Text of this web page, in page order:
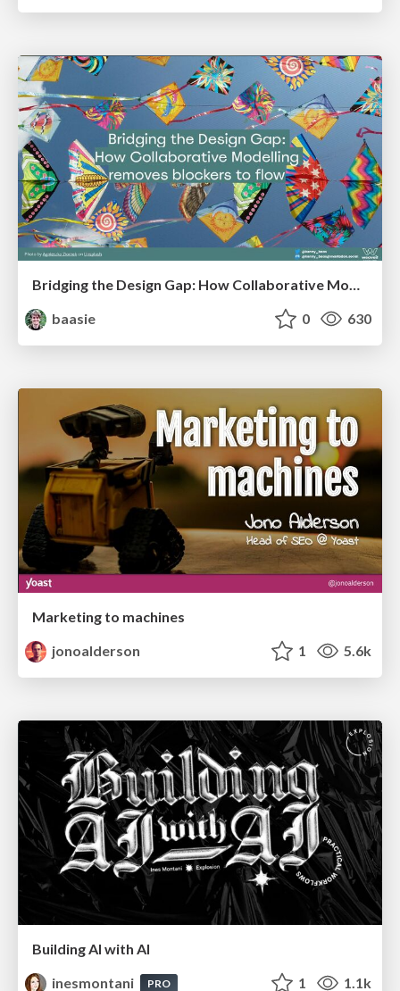
baasie
0 630
Marketing to machines
jonoalderson
1 5.6k
Building AI with AI
inesmontani
PRO 1 1.1k